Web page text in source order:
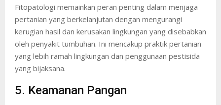
Fitopatologi memainkan peran penting dalam menjaga
pertanian yang berkelanjutan dengan mengurangi
kerugian hasil dan kerusakan lingkungan yang disebabkan
oleh penyakit tumbuhan. Ini mencakup praktik pertanian
yang lebih ramah lingkungan dan penggunaan pestisida
yang bijaksana.
5. Keamanan Pangan